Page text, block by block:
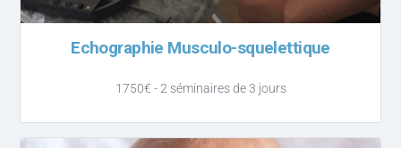
Echographie Musculo-squelettique
1750€ - 2 séminaires de 3 jours